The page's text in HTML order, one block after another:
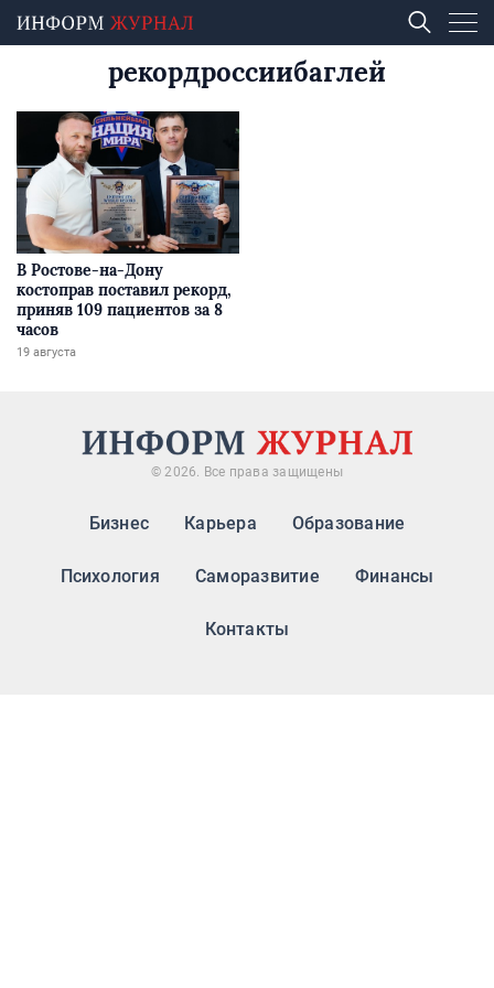
рекордроссиибаглей
В Ростове-на-Дону
костоправ поставил рекорд,
приняв 109 пациентов за 8
часов
19 августа
© 2026. Все права защищены
Бизнес Карьера Образование
Психология Саморазвитие Финансы
Контакты